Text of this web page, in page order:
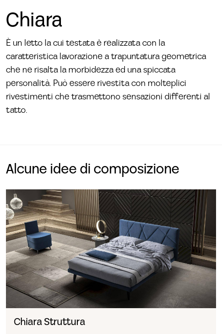
Chiara
È un letto la cui testata è realizzata con la
caratteristica lavorazione a trapuntatura geometrica
che ne risalta la morbidezza ed una spiccata
personalità. Può essere rivestita con molteplici
rivestimenti che trasmettono sensazioni differenti al
tatto.
Alcune idee di composizione
Chiara Struttura